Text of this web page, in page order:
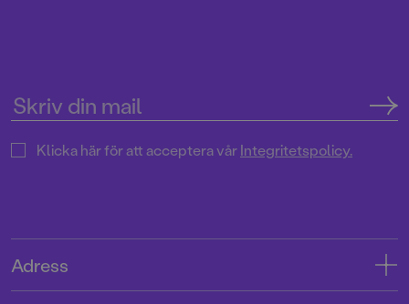
Klicka här för att acceptera vårIntegritetspolicy.
Adress